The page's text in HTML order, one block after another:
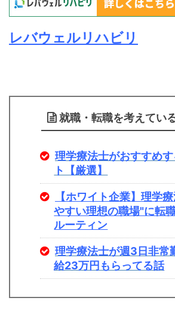
レバウェルリハビリ
就職・転職を考えてい
理学療法士がおすすめ
ト【厳選】
【ホワイト企業】理学
やすい理想の職場"に転
ルーティン
理学療法士が週3日非常
給23万円もらってる話